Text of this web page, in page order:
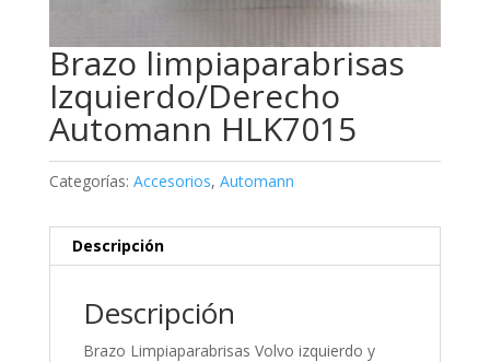
Brazo limpiaparabrisas
Izquierdo/Derecho
Automann HLK7015
Categorías: Accesorios, Automann
Descripción
Descripción
Brazo Limpiaparabrisas Volvo izquierdo y